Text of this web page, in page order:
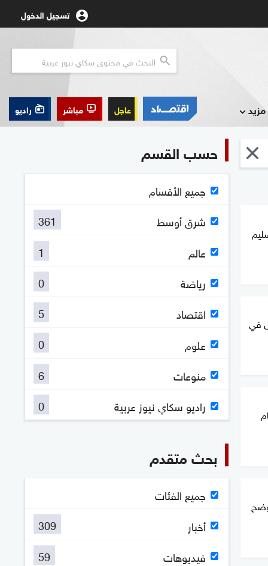
تسجيل الدخول
مزيد عاجل مباشر راديو
في
حسب القسم
جميع الأقسام
شرق أوسط
361
عالم
1
رياضة
0
اقتصاد
5
علوم
0
منوعات
6
راديو سكاي نيوز عربية
0
بحث متقدم
جميع الفئات
أخبار
309
فيديوهات
59